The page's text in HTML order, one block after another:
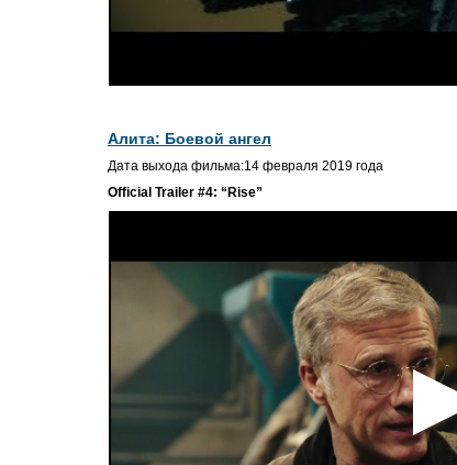
Алита: Боевой ангел
Дата выхода фильма:14 февраля 2019 года
Official Trailer #4: “Rise”